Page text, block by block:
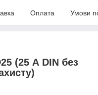
Оплата Умови
(25 А DIN без